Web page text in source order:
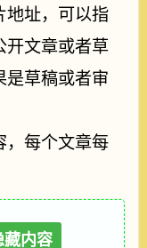
地址，可以指
开文章或者草
是草稿或者审
，每个文章每
内容